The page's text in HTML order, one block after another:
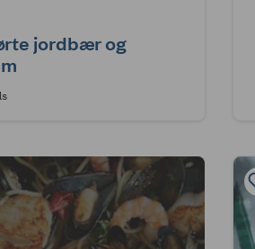
jordbær og